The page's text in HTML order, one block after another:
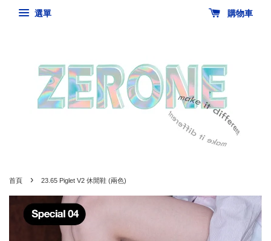
選單 購物車
首頁 › 23.65 Piglet V2 休閒鞋 (兩色)